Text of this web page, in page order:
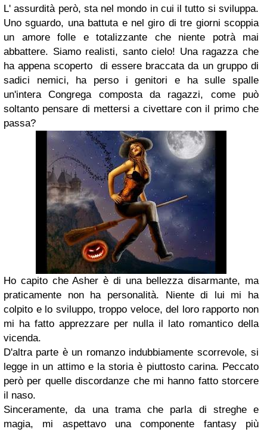
L' assurdità però, sta nel mondo in cui il tutto si sviluppa.
Uno sguardo, una battuta e nel giro di tre giorni scoppia
un amore folle e totalizzante che niente potrà mai
abbattere. Siamo realisti, santo cielo! Una ragazza che
ha appena scoperto di essere braccata da un gruppo di
sadici nemici, ha perso i genitori e ha sulle spalle
un'intera Congrega composta da ragazzi, come può
soltanto pensare di mettersi a civettare con il primo che
passa?
Ho capito che Asher è di una bellezza disarmante, ma
praticamente non ha personalità. Niente di lui mi ha
colpito e lo sviluppo, troppo veloce, del loro rapporto non
mi ha fatto apprezzare per nulla il lato romantico della
vicenda.
D'altra parte è un romanzo indubbiamente scorrevole, si
legge in un attimo e la storia è piuttosto carina. Peccato
però per quelle discordanze che mi hanno fatto storcere
il naso.
Sinceramente, da una trama che parla di streghe e
magia, mi aspettavo una componente fantasy più